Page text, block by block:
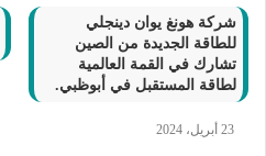
شركة هونغ يوان دينجلي
للطاقة الجديدة من الصين
تشارك في القمة العالمية
لطاقة المستقبل في أبوظبي.
23 أبريل، 2024